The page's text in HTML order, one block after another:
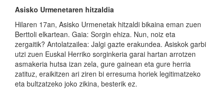
Asisko Urmenetaren hitzaldia
Hilaren 17an, Asisko Urmenetak hitzaldi bikaina eman zuen
Berttoli elkartean. Gaia: Sorgin ehiza. Nun, noiz eta
zergaitik? Antolatzailea: Jalgi gazte erakundea. Asiskok garbi
utzi zuen Euskal Herriko sorginkeria garai hartan arrotzen
asmakeria hutsa izan zela, gure gainean eta gure herria
zatituz, eraikitzen ari ziren bi erresuma horiek legitimatzeko
eta bultzatzeko joko zikina, besterik ez.